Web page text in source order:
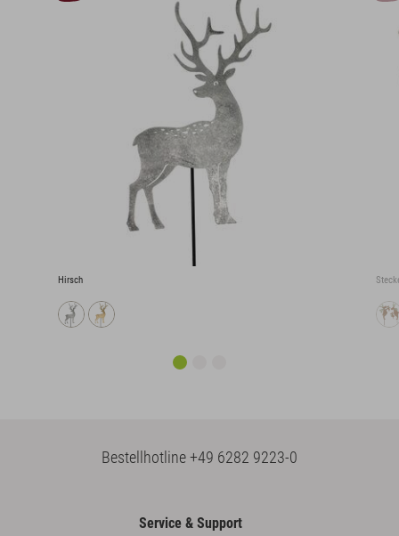
Hirsch
Bestellhotline+49 6282 9223-0
Service & Support